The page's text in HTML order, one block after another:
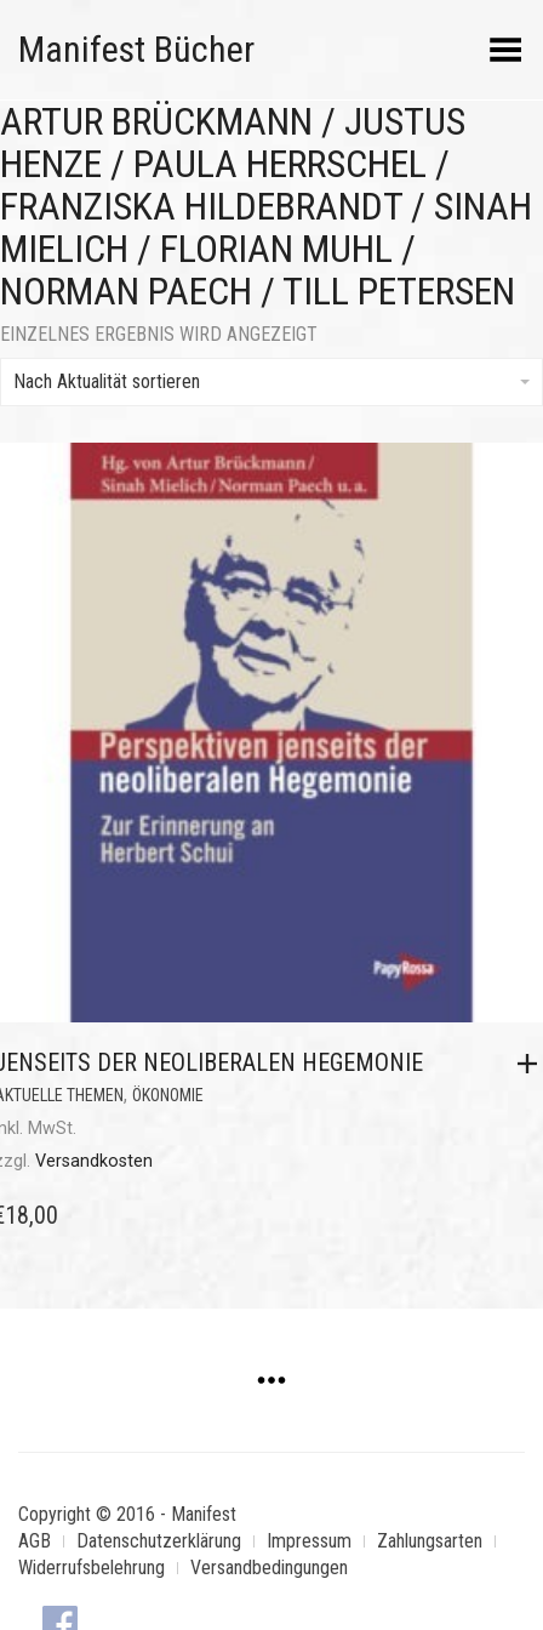
Manifest Bücher Menü umschalten
ARTUR BRÜCKMANN / JUSTUS
HENZE / PAULA HERRSCHEL /
FRANZISKA HILDEBRANDT / SINAH
MIELICH / FLORIAN MUHL /
NORMAN PAECH / TILL PETERSEN
EINZELNES ERGEBNIS WIRD ANGEZEIGT
Nach Aktualität sortieren
DER NEOLIBERALEN HEGEMONIE
THEMEN, ÖKONOMIE
MwSt.
Versandkosten
18,00
Copyright © 2016 - Manifest
AGB
Datenschutzerklärung Impressum
Zahlungsarten
Widerrufsbelehrung
Versandbedingungen